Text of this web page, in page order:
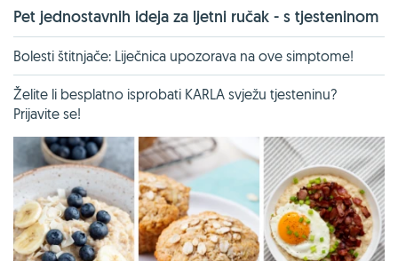
Pet jednostavnih ideja za ljetni ručak - s tjesteninom
Bolesti štitnjače: Liječnica upozorava na ove simptome!
Želite li besplatno isprobati KARLA svježu tjesteninu?
Prijavite se!